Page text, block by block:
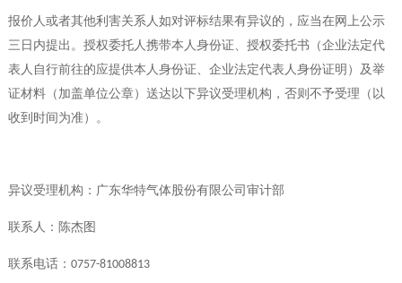
报价人或者其他利害关系人如对评标结果有异议的，应当在网上公示
三日内提出。授权委托人携带本人身份证、授权委托书（企业法定代
表人自行前往的应提供本人身份证、企业法定代表人身份证明）及举
证材料（加盖单位公章）送达以下异议受理机构，否则不予受理（以
收到时间为准）。
异议受理机构：广东华特气体股份有限公司审计部
联系人： 陈杰图
联系电话： 0757-81008813